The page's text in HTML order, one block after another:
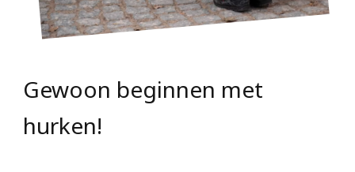
Gewoon beginnen met
hurken!